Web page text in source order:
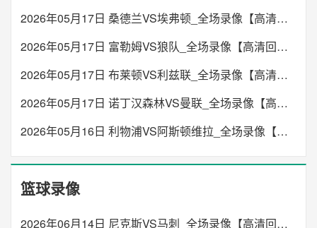
2026年05月17日 桑德兰VS埃弗顿_全场录像【高清回放】
2026年05月17日 富勒姆VS狼队_全场录像【高清回放】
2026年05月17日 布莱顿VS利兹联_全场录像【高清回放】
2026年05月17日 诺丁汉森林VS曼联_全场录像【高清回放】
2026年05月16日 利物浦VS阿斯顿维拉_全场录像【高清回放】
篮球录像
2026年06月14日 尼克斯VS马刺_全场录像【高清回放】